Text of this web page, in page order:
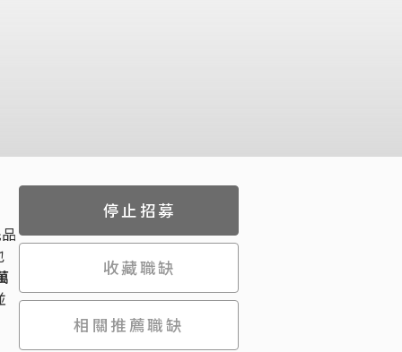
停止招募
收藏職缺
相關推薦職缺